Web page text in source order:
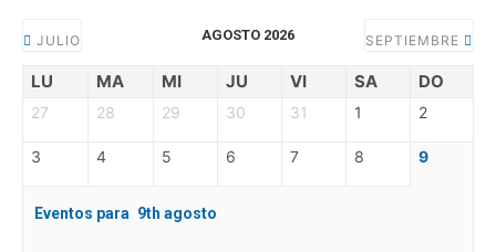
JULIO AGOSTO 2026 SEPTIEMBRE
LU MA MI JU VI SA DO
27 28 29 30 31 1 2
3 4 5 6 7 8 9
Eventos para 9th agosto